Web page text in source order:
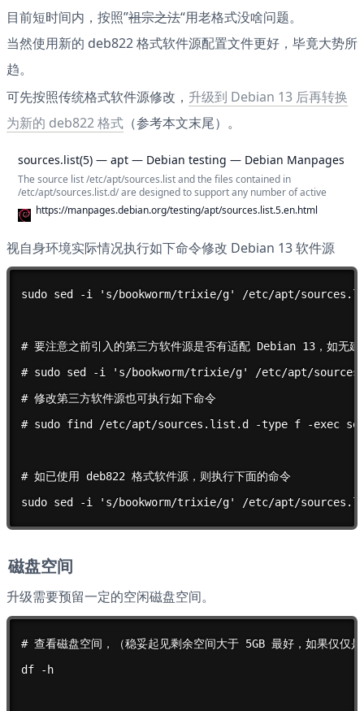
目前短时间内，按照”祖宗之法“用老格式没啥问题。
当然使用新的 deb822 格式软件源配置文件更好，毕竟大势所
趋。
可先按照传统格式软件源修改， 升级到 Debian 13 后再转换
为新的 deb822 格式 （参考本文末尾）。
sources.list(5) — apt — Debian testing — Debian Manpages
The source list /etc/apt/sources.list and the files contained in
/etc/apt/sources.list.d/ are designed to support any number of active
sources and a variety of source media. The files list one source per line
(one-line style) or contain multiline stanzas defining one or more
first (in case a single version is available from more than one source).
The information available from the configured sources is acquired by
apt-get update (or by an equivalent command from another APT front-
https://manpages.debian.org/testing/apt/sources.list.5.en.html
视自身环境实际情况执行如下命令修改 Debian 13 软件源
sudo sed -i 's/bookworm/trixie/g' /etc/apt/
# 要注意之前引入的第三方软件源是否有适配 Debian 13，如无建
# sudo sed -i 's/bookworm/trixie/g' /etc/apt/
# 修改第三方软件源也可执行如下命令
# sudo find /etc/apt/sources.list.d -type f -exec
# 如已使用 deb822 格式软件源，则执行下面的命令
sudo sed -i 's/bookworm/trixie/g' /etc/apt/
磁盘空间
升级需要预留一定的空闲磁盘空间。
# 查看磁盘空间，（稳妥起见剩余空间大于 5GB 最好，如果仅仅
df -h